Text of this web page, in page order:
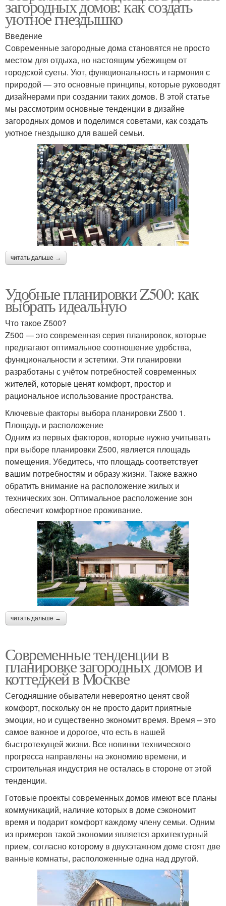
загородных домов: как создать
уютное гнездышко
Введение
Современные загородные дома становятся не просто
местом для отдыха, но настоящим убежищем от
городской суеты. Уют, функциональность и гармония с
природой — это основные принципы, которые руководят
дизайнерами при создании таких домов. В этой статье
мы рассмотрим основные тенденции в дизайне
загородных домов и поделимся советами, как создать
уютное гнездышко для вашей семьи.
читать дальше →
Удобные планировки Z500: как
выбрать идеальную
Что такое Z500?
Z500 — это современная серия планировок, которые
предлагают оптимальное соотношение удобства,
функциональности и эстетики. Эти планировки
разработаны с учётом потребностей современных
жителей, которые ценят комфорт, простор и
рациональное использование пространства.
Ключевые факторы выбора планировки Z500 1.
Площадь и расположение
Одним из первых факторов, которые нужно учитывать
при выборе планировки Z500, является площадь
помещения. Убедитесь, что площадь соответствует
вашим потребностям и образу жизни. Также важно
обратить внимание на расположение жилых и
технических зон. Оптимальное расположение зон
обеспечит комфортное проживание.
читать дальше →
Современные тенденции в
планировке загородных домов и
коттеджей в Москве
Сегодняшние обыватели невероятно ценят свой
комфорт, поскольку он не просто дарит приятные
эмоции, но и существенно экономит время. Время – это
самое важное и дорогое, что есть в нашей
быстротекущей жизни. Все новинки технического
прогресса направлены на экономию времени, и
строительная индустрия не осталась в стороне от этой
тенденции.
Готовые проекты современных домов имеют все планы
коммуникаций, наличие которых в доме сэкономит
время и подарит комфорт каждому члену семьи. Одним
из примеров такой экономии является архитектурный
прием, согласно которому в двухэтажном доме стоят две
ванные комнаты, расположенные одна над другой.